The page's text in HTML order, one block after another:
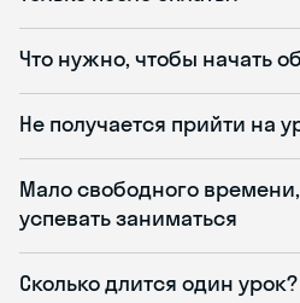
Что нужно, чтобы начать
Не получается прийти на
Мало свободного
успевать заниматься
Сколько длится один урок?